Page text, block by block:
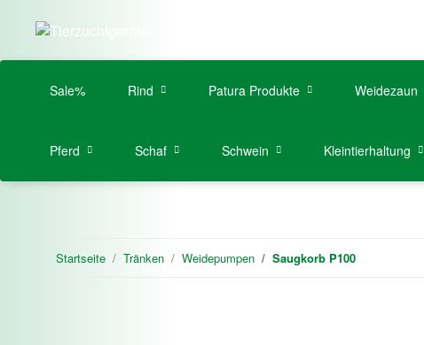
Sale% Rind Patura Produkte Weidezaun
Pferd Schaf Schwein Kleintierhaltung
Startseite Tränken Weidepumpen Saugkorb P100